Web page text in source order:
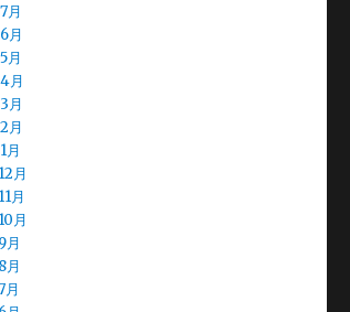
月
月
月
月
月
月
月
月
月
月
月
月
月